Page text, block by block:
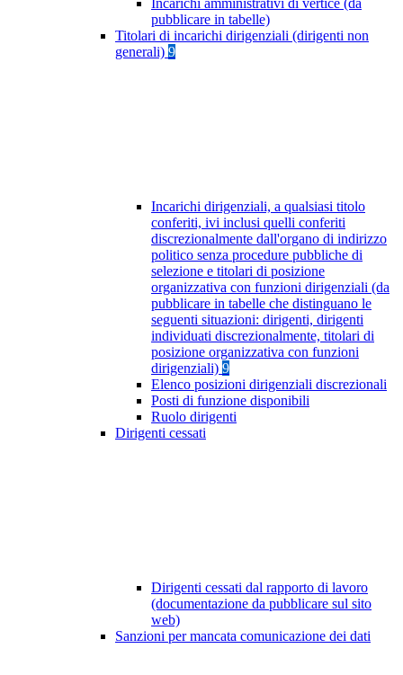
Incarichi amministrativi di vertice (da
pubblicare in tabelle)
Titolari di incarichi dirigenziali (dirigenti non
generali) 9
Incarichi dirigenziali, a qualsiasi titolo
conferiti, ivi inclusi quelli conferiti
discrezionalmente dall'organo di indirizzo
politico senza procedure pubbliche di
selezione e titolari di posizione
organizzativa con funzioni dirigenziali (da
pubblicare in tabelle che distinguano le
seguenti situazioni: dirigenti, dirigenti
individuati discrezionalmente, titolari di
posizione organizzativa con funzioni
dirigenziali) 9
Elenco posizioni dirigenziali discrezionali
Posti di funzione disponibili
Ruolo dirigenti
Dirigenti cessati
Dirigenti cessati dal rapporto di lavoro
(documentazione da pubblicare sul sito
web)
Sanzioni per mancata comunicazione dei dati